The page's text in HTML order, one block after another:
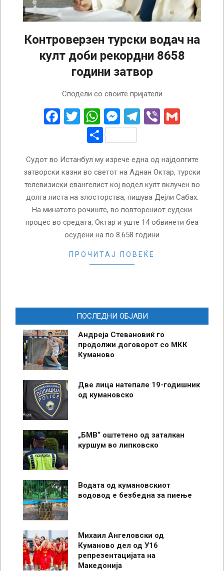
Контроверзен турски водач на
култ доби рекордни 8658
години затвор
Сподели со своите пријатели
Facebook
Twitter
WhatsApp
Messenger
Telegram
Viber
Share
Судот во Истанбул му изрече една од најдолгите
затворски казни во светот на Аднан Октар, турски
телевизиски евангелист кој водел култ вклучен во
долга листа на злосторства, пишува Дејли Сабах.
На минатото рочиште, во повторениот судски
процес во средата, Октар и уште 14 обвинети беа
осудени на по 8.658 години
ПРОЧИТАЈ ПОВЕЌЕ
ПОСЛЕДНИ ОБЈАВИ
Андреја Стевановиќ го
продолжи договорот со МКК
Куманово
Две лица натепале 19-годишник
од кумановско
„БМВ“ оштетено од заталкан
куршум во липковско
Водата од кумановскиот
водовод е безбедна за пиење
Михаил Ангеловски од
Куманово дел од У16
репрезентацијата на
Македонија